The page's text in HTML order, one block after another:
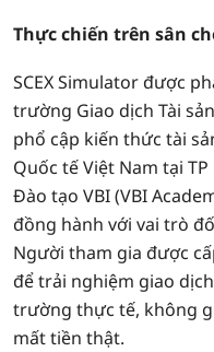
Thực chiến trên sân
SCEX Simulator được
trường Giao dịch Tài
phổ cập kiến thức tài
Quốc tế Việt Nam tại TP
Đào tạo VBI (VBI
đồng hành với vai trò
Người tham gia được
để trải nghiệm giao
trường thực tế, không
mất tiền thật.